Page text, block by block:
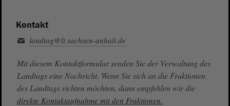
Kontakt
landtag@lt.sachsen-anhalt.de
Mit diesem Kontaktformular senden Sie der Verwaltung des
Landtags eine Nachricht. Wenn Sie sich an die Fraktionen
des Landtags richten möchten, dann empfehlen wir die
direkte Kontaktaufnahme mit den Fraktionen.